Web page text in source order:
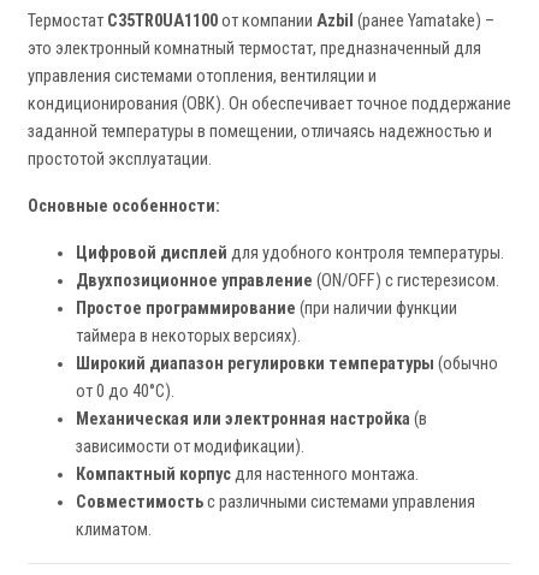
Термостат C35TR0UA1100от компании Azbil (ранее Yamatake) –
это электронный комнатный термостат, предназначенный для
управления системами отопления, вентиляции и
кондиционирования (ОВК). Он обеспечивает точное поддержание
заданной температуры в помещении, отличаясь надежностью и
простотой эксплуатации.
Основные особенности:
Цифровой дисплей для удобного контроля температуры.
Двухпозиционное управление (ON/OFF) с гистерезисом.
Простое программирование (при наличии функции
таймера в некоторых версиях).
Широкий диапазон регулировки температуры (обычно
от 0 до 40°C).
Механическая или электронная настройка (в
зависимости от модификации).
Компактный корпусдля настенного монтажа.
Совместимостьс различными системами управления
климатом.